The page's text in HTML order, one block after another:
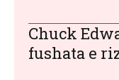
Chuck
fushata e